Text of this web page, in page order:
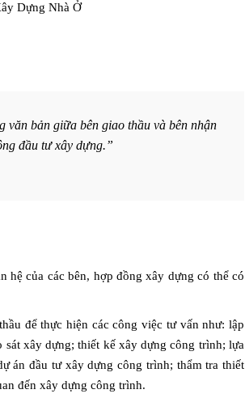
Dựng Nhà Ở
văn bản giữa bên giao thầu và bên nhận
đầu tư xây dựng.”
hệ của các bên, hợp đồng xây dựng có thể có
để thực hiện các công việc tư vấn như: lập
xây dựng; thiết kế xây dựng công trình; lựa
án đầu tư xây dựng công trình; thẩm tra thiết
đến xây dựng công trình.